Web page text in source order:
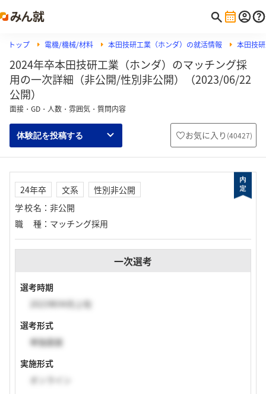
トップ 電機/機械/材料 本田技研工業（ホンダ）の就活情報 本田技
2024年卒本田技研工業（ホンダ）のマッチング採
用の一次詳細（非公開/性別非公開）（2023/06/22
公開）
面接・GD・人数・雰囲気・質問内容
体験記を投稿する お気に入り (40427)
24年卒 文系
性別非公開
学校名 ： 非公開
職種 ： マッチング採用
一次選考
選考時期
2023年04月上旬
選考形式
単独面接
実施形式
オンライン